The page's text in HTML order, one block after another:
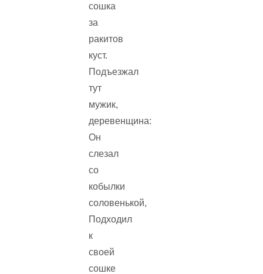
сошка
за
ракитов
куст.
Подъезжал
тут
мужик,
деревенщина:
Он
слезал
со
кобылки
соловенькой,
Подходил
к
своей
сошке